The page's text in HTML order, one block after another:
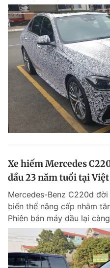
Xe hiếm Mercedes
dầu 23 năm tuổi tại
Mercedes-Benz C220d
biến thể nâng cấp nhằm
Phiên bản máy dầu lại